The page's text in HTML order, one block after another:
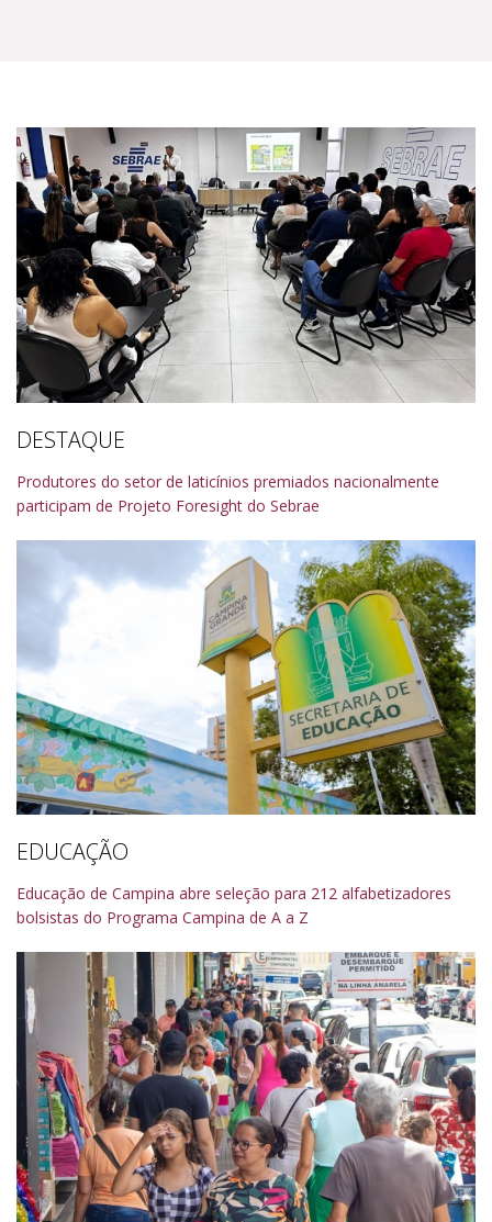
DESTAQUE
Produtores do setor de laticínios premiados nacionalmente
participam de Projeto Foresight do Sebrae
EDUCAÇÃO
Educação de Campina abre seleção para 212 alfabetizadores
bolsistas do Programa Campina de A a Z